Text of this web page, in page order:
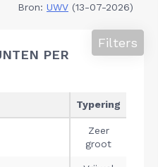
Bron: UWV (13-07-2026)
PER
Filters